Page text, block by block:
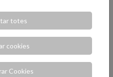
totes
cookies
Cookies